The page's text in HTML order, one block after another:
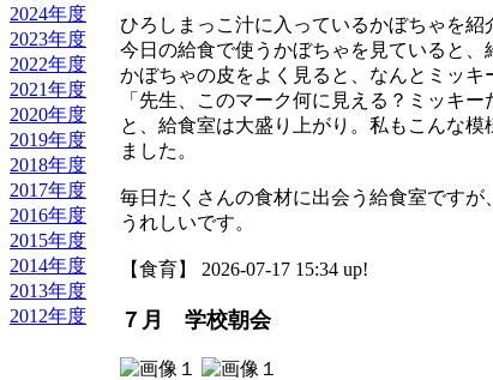
2024年度
2023年度
2022年度
2021年度
2020年度
2019年度
2018年度
2017年度
2016年度
2015年度
2014年度
2013年度
2012年度
ひろしまっこ汁に入っているかぼちゃを紹
今日の給食で使うかぼちゃを見ていると
かぼちゃの皮をよく見ると、なんとミッキ
「先生、このマーク何に見える？ミッキー
と、給食室は大盛り上がり。私もこんな
ました。
毎日たくさんの食材に出会う給食室です
うれしいです。
【食育】 2026-07-17 15:34 up!
７月 学校朝会